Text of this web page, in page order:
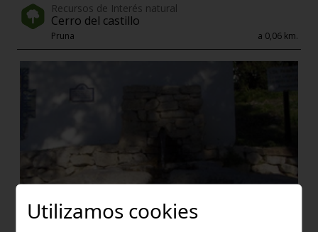
Recursos de Interés natural
Cerro del castillo
Pruna a 0,06 km.
Utilizamos cookies